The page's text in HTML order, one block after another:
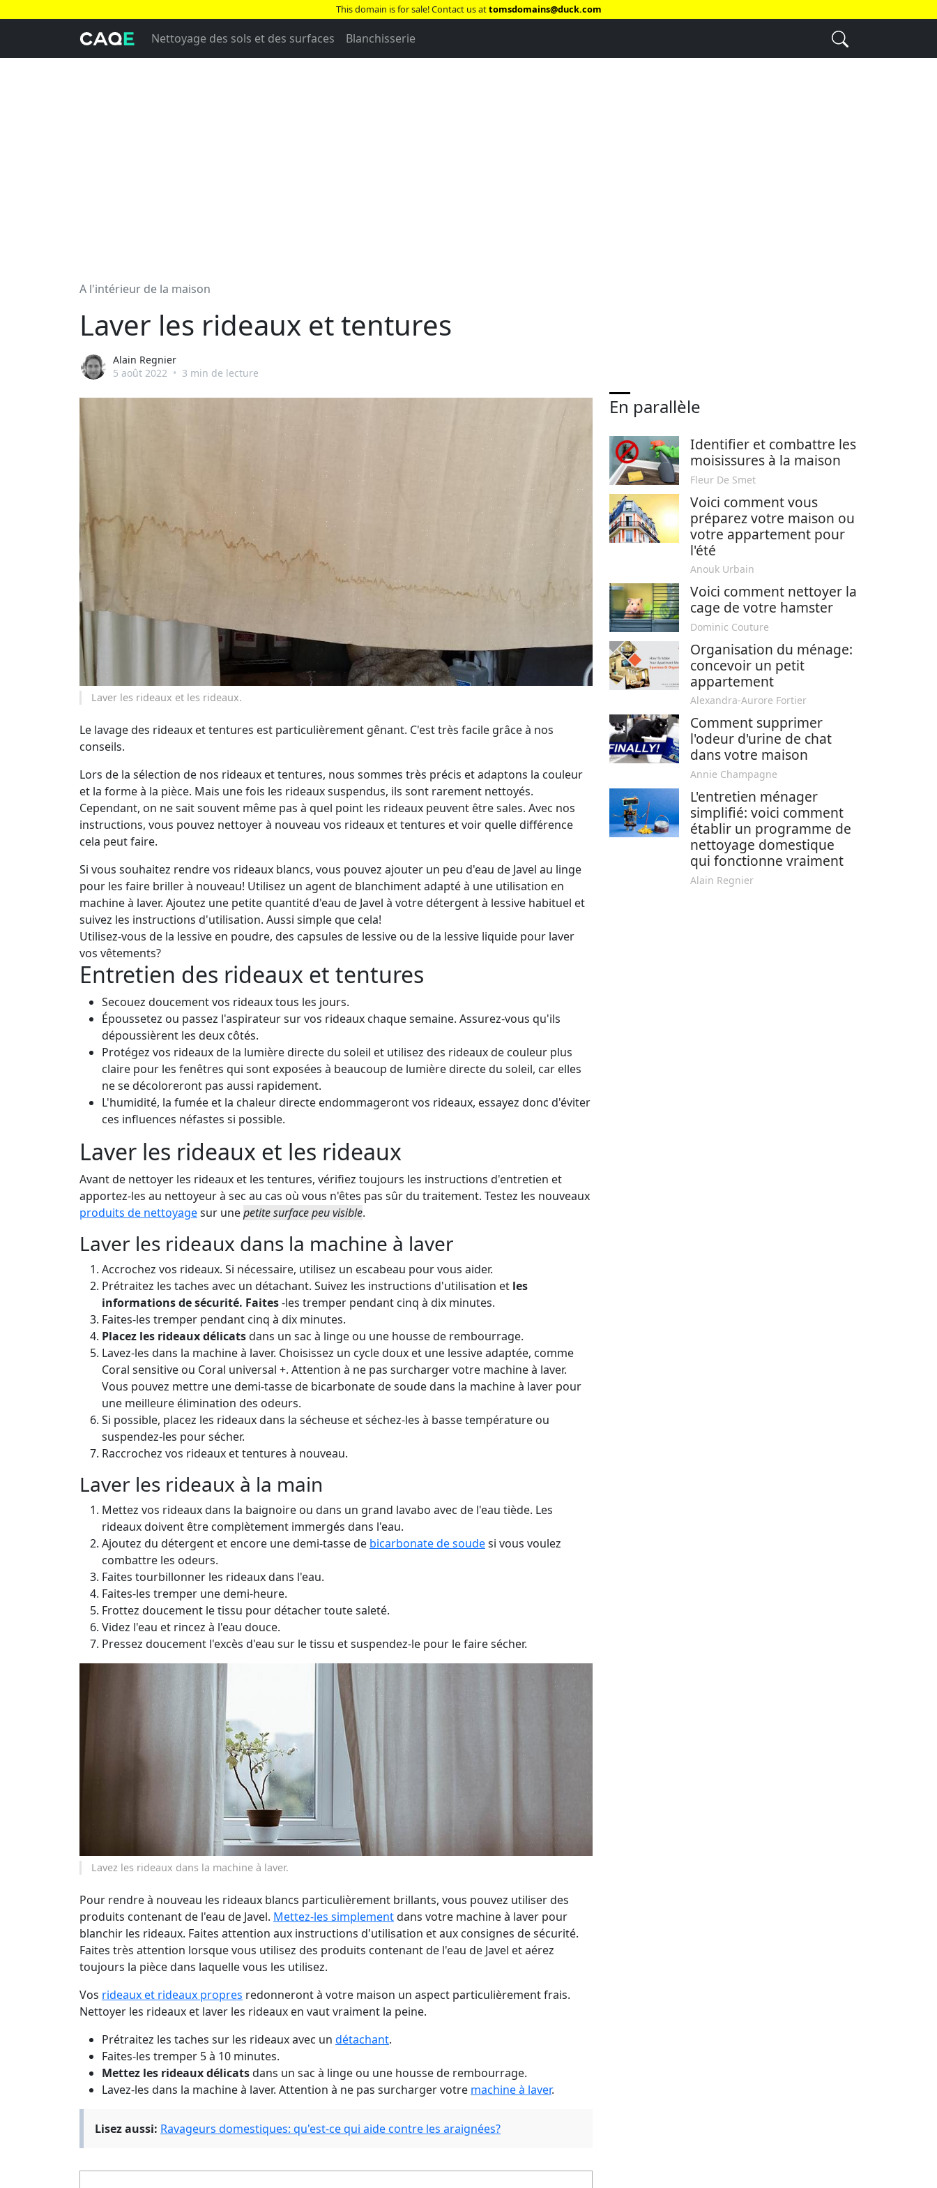
This domain is for sale! Contact us attomsdomains@duck.com
Nettoyage des sols et des surfaces Blanchisserie
A l'intérieur de la maison
Laver les rideaux et tentures
Alain Regnier
5 août 2022 • 3 min de lecture
Laver les rideaux et les rideaux.
Le lavage des rideaux et tentures est particulièrement gênant. C'est très facile grâce à nos
conseils.
Lors de la sélection de nos rideaux et tentures, nous sommes très précis et adaptons la couleur
et la forme à la pièce. Mais une fois les rideaux suspendus, ils sont rarement nettoyés.
Cependant, on ne sait souvent même pas à quel point les rideaux peuvent être sales. Avec nos
instructions, vous pouvez nettoyer à nouveau vos rideaux et tentures et voir quelle différence
cela peut faire.
Si vous souhaitez rendre vos rideaux blancs, vous pouvez ajouter un peu d'eau de Javel au linge
pour les faire briller à nouveau! Utilisez un agent de blanchiment adapté à une utilisation en
machine à laver. Ajoutez une petite quantité d'eau de Javel à votre détergent à lessive habituel et
suivez les instructions d'utilisation. Aussi simple que cela!
Utilisez-vous de la lessive en poudre, des capsules de lessive ou de la lessive liquide pour laver
vos vêtements?
Entretien des rideaux et tentures
Secouez doucement vos rideaux tous les jours.
Époussetez ou passez l'aspirateur sur vos rideaux chaque semaine. Assurez-vous qu'ils
dépoussièrent les deux côtés.
Protégez vos rideaux de la lumière directe du soleil et utilisez des rideaux de couleur plus
claire pour les fenêtres qui sont exposées à beaucoup de lumière directe du soleil, car elles
ne se décoloreront pas aussi rapidement.
L'humidité, la fumée et la chaleur directe endommageront vos rideaux, essayez donc d'éviter
ces influences néfastes si possible.
Laver les rideaux et les rideaux
Avant de nettoyer les rideaux et les tentures, vérifiez toujours les instructions d'entretien et
apportez-les au nettoyeur à sec au cas où vous n'êtes pas sûr du traitement. Testez les nouveaux
produits de nettoyagesur unepetite surface peu visible.
Laver les rideaux dans la machine à laver
Accrochez vos rideaux. Si nécessaire, utilisez un escabeau pour vous aider.
Prétraitez les taches avec un détachant. Suivez les instructions d'utilisation et les
informations de sécurité. Faites-les tremper pendant cinq à dix minutes.
Faites-les tremper pendant cinq à dix minutes.
Placez les rideaux délicatsdans un sac à linge ou une housse de rembourrage.
Lavez-les dans la machine à laver. Choisissez un cycle doux et une lessive adaptée, comme
Coral sensitive ou Coral universal +. Attention à ne pas surcharger votre machine à laver.
Vous pouvez mettre une demi-tasse de bicarbonate de soude dans la machine à laver pour
une meilleure élimination des odeurs.
Si possible, placez les rideaux dans la sécheuse et séchez-les à basse température ou
suspendez-les pour sécher.
Raccrochez vos rideaux et tentures à nouveau.
Laver les rideaux à la main
Mettez vos rideaux dans la baignoire ou dans un grand lavabo avec de l'eau tiède. Les
rideaux doivent être complètement immergés dans l'eau.
Ajoutez du détergent et encore une demi-tasse de bicarbonate de soudesi vous voulez
combattre les odeurs.
Faites tourbillonner les rideaux dans l'eau.
Faites-les tremper une demi-heure.
Frottez doucement le tissu pour détacher toute saleté.
Videz l'eau et rincez à l'eau douce.
Pressez doucement l'excès d'eau sur le tissu et suspendez-le pour le faire sécher.
Lavez les rideaux dans la machine à laver.
Pour rendre à nouveau les rideaux blancs particulièrement brillants, vous pouvez utiliser des
produits contenant de l'eau de Javel. Mettez-les simplementdans votre machine à laver pour
blanchir les rideaux. Faites attention aux instructions d'utilisation et aux consignes de sécurité.
Faites très attention lorsque vous utilisez des produits contenant de l'eau de Javel et aérez
toujours la pièce dans laquelle vous les utilisez.
Vos rideaux et rideaux propres redonneront à votre maison un aspect particulièrement frais.
Nettoyer les rideaux et laver les rideaux en vaut vraiment la peine.
Prétraitez les taches sur les rideaux avec un détachant.
Faites-les tremper 5 à 10 minutes.
Mettez les rideaux délicatsdans un sac à linge ou une housse de rembourrage.
Lavez-les dans la machine à laver. Attention à ne pas surcharger votre machine à laver.
Lisez aussi: Ravageurs domestiques: qu'est-ce qui aide contre les araignées?
En parallèle
Identifier et combattre les
moisissures à la maison
Fleur De Smet
Voici comment vous
préparez votre maison ou
votre appartement pour
l'été
Anouk Urbain
Voici comment nettoyer la
cage de votre hamster
Dominic Couture
Organisation du ménage:
concevoir un petit
appartement
Alexandra-Aurore Fortier
Comment supprimer
l'odeur d'urine de chat
dans votre maison
Annie Champagne
L'entretien ménager
simplifié: voici comment
établir un programme de
nettoyage domestique
qui fonctionne vraiment
Alain Regnier